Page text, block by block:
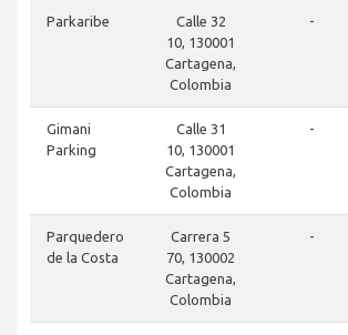
Parkaribe
Calle 32
10, 130001
Cartagena,
Colombia
-
Gimani
Parking
Calle 31
10, 130001
Cartagena,
Colombia
-
Parquedero
de la Costa
Carrera 5
70, 130002
Cartagena,
Colombia
-